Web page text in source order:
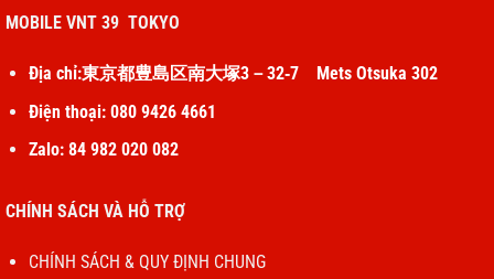
So với hiệu năng CPU, bộ xử lý Core i5 thế hệ 8 đạt 936
trên Geekbench. Trong khi đó, con chip Core i5 thế hệ 10
Có thể thấy, sự chênh lệch về hiệu năng giữa 2 con chip
đời 8 và đời 10 là không vượt 10%.
MOBILE VNT 39 TOKYO
Địa chỉ:東京都豊島区南大塚3－32‐7 Mets Otsuka 302
Điện thoại: 080 9426 4661
Zalo: 84 982 020 082
CHÍNH SÁCH VÀ HỖ TRỢ
CHÍNH SÁCH & QUY ĐỊNH CHUNG